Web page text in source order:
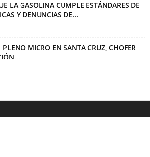
LA GASOLINA CUMPLE ESTÁNDARES DE
Y DENUNCIAS DE...
PLENO MICRO EN SANTA CRUZ, CHOFER